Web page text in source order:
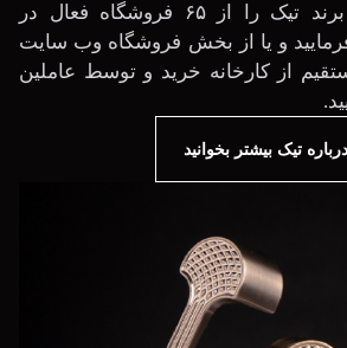
میتوانید محصولات برند تیک را از ۶۵ فروشگاه فعال در
و یا از بخش فروشگاه وب سایت
از کارخانه خرید و توسط عاملین
درباره تیک بیشتر بخوانید